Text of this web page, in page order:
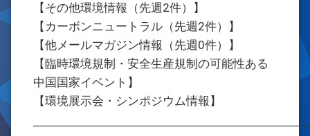
【その他環境情報（先週2件）】
【カーボンニュートラル（先週2件）】
【他メールマガジン情報（先週0件）】
【臨時環境規制・安全生産規制の可能性ある
中国国家イベント】
【環境展示会・シンポジウム情報】